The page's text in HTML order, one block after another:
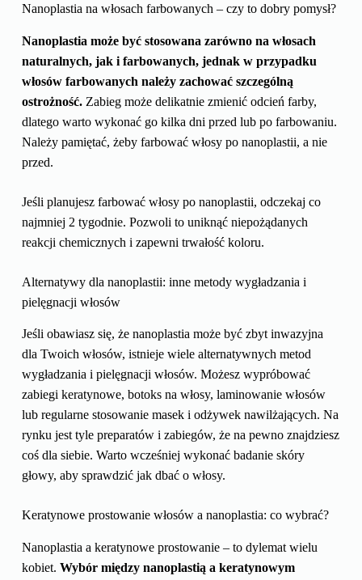
Nanoplastia na włosach farbowanych – czy to dobry pomysł?
Nanoplastia może być stosowana zarówno na włosach
naturalnych, jak i farbowanych, jednak w przypadku
włosów farbowanych należy zachować szczególną
ostrożność.Zabieg może delikatnie zmienić odcień farby,
dlatego warto wykonać go kilka dni przed lub po farbowaniu.
Należy pamiętać, żeby farbować włosy po nanoplastii, a nie
przed.
Jeśli planujesz farbować włosy po nanoplastii, odczekaj co
najmniej 2 tygodnie. Pozwoli to uniknąć niepożądanych
reakcji chemicznych i zapewni trwałość koloru.
Alternatywy dla nanoplastii: inne metody wygładzania i
pielęgnacji włosów
Jeśli obawiasz się, że nanoplastia może być zbyt inwazyjna
dla Twoich włosów, istnieje wiele alternatywnych metod
wygładzania i pielęgnacji włosów. Możesz wypróbować
zabiegi keratynowe, botoks na włosy, laminowanie włosów
lub regularne stosowanie masek i odżywek nawilżających. Na
rynku jest tyle preparatów i zabiegów, że na pewno znajdziesz
coś dla siebie. Warto wcześniej wykonać badanie skóry
głowy, aby sprawdzić jak dbać o włosy.
Keratynowe prostowanie włosów a nanoplastia: co wybrać?
Nanoplastia a keratynowe prostowanie – to dylemat wielu
kobiet. Wybór między nanoplastią a keratynowym